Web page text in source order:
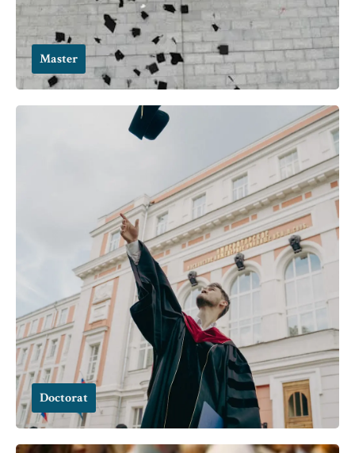
Master
Doctorat